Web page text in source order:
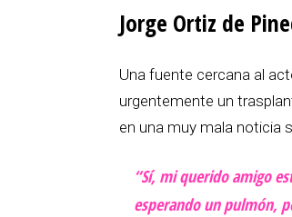
Jorge Ortiz de
Una fuente cercana al
urgentemente un
en una muy mala noticia
“Sí, mi querido amigo
esperando un pulmón,